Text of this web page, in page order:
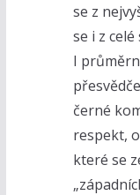
se z
se i z
I
černé
respekt,
které se